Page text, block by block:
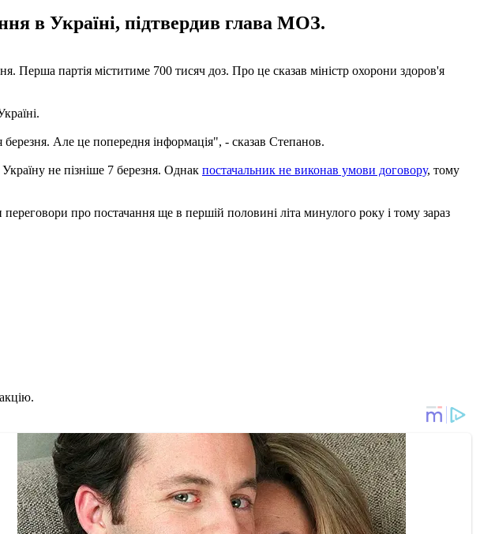
в Україні, підтвердив глава МОЗ.
Перша партія міститиме 700 тисяч доз. Про це сказав міністр охорони здоров'я
березня. Але це попередня інформація", - сказав Степанов.
не пізніше 7 березня. Однак постачальник не виконав умови договору, тому
про постачання ще в першій половині літа минулого року і тому зараз